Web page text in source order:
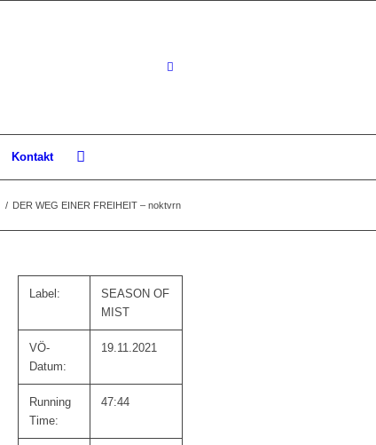
Kontakt
/ DER WEG EINER FREIHEIT – noktvrn
Label:
SEASON OF
MIST
VÖ-
Datum:
19.11.2021
Running
Time:
47:44